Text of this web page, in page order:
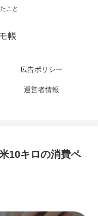
こと
帳
広告ポリシー
運営者情報
10キロの消費ペ